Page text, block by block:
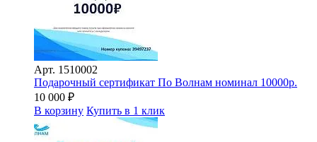
Арт. 1510002
Подарочный сертификат По Волнам номинал 10000р.
10 000 ₽
В корзину Купить в 1 клик